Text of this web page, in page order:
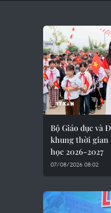
Bộ Giáo dục và
khung thời gian
học 2026-2027
07/08/2026 08:02